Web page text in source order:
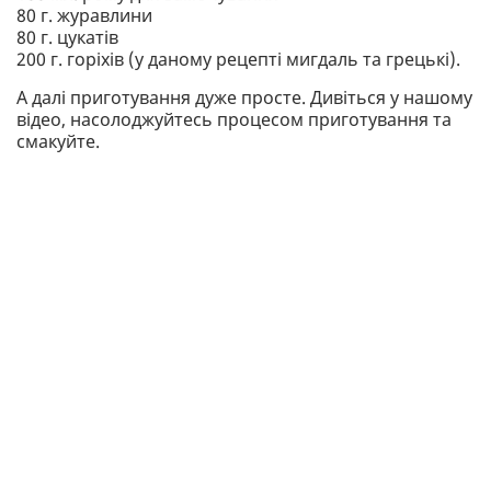
80 г. журавлини
80 г. цукатів
200 г. горіхів (у даному рецепті мигдаль та грецькі).
А далі приготування дуже просте. Дивіться у нашому
відео, насолоджуйтесь процесом приготування та
смакуйте.